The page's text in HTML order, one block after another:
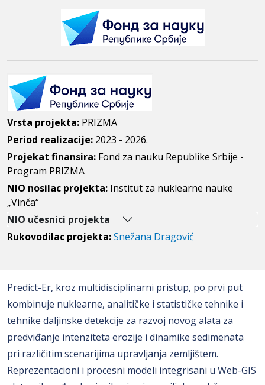
Vrsta projekta: PRIZMA
Period realizacije: 2023 - 2026.
Projekat finansira: Fond za nauku Republike Srbije -
Program PRIZMA
NIO nosilac projekta: Institut za nuklearne nauke
„Vinča“
NIO učesnici projekta
Rukovodilac projekta:Snežana Dragović
Predict-Er, kroz multidisciplinarni pristup, po prvi put
kombinuje nuklearne, analitičke i statističke tehnike i
tehnike daljinske detekcije za razvoj novog alata za
predviđanje intenziteta erozije i dinamike sedimenata
pri različitim scenarijima upravljanja zemljištem.
Reprezentacioni i procesni modeli integrisani u Web-GIS